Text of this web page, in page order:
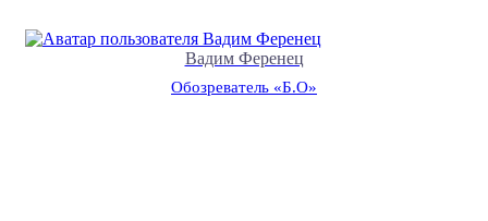
Вадим Ференец
Обозреватель «Б.О»